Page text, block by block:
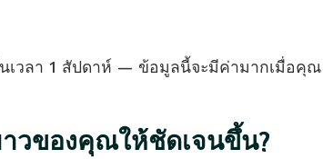
นเวลา 1 สัปดาห์ — ข้อมูลนี้จะมีค่ามากเมื่อคุณ
วของคุณให้ชัดเจนขึ้น?